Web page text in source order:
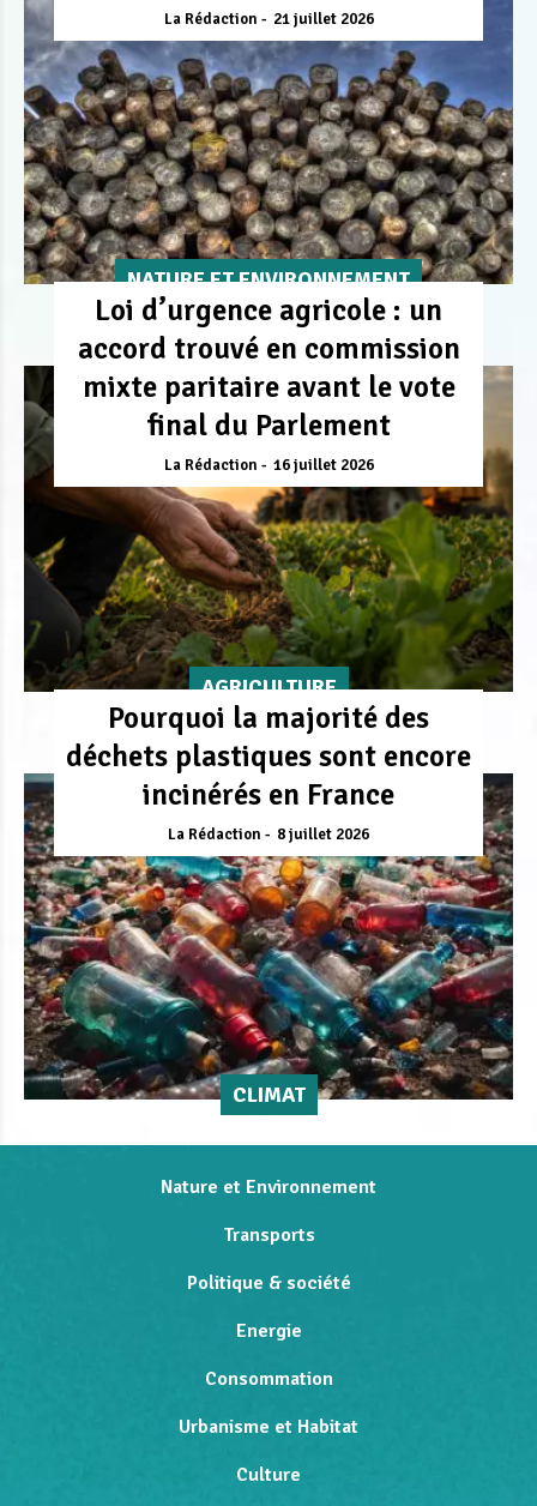
La Rédaction 21 juillet 2026
NATURE ET ENVIRONNEMENT
Loi d’urgence agricole : un
accord trouvé en commission
mixte paritaire avant le vote
final du Parlement
La Rédaction 16 juillet 2026
AGRICULTURE
Pourquoi la majorité des
déchets plastiques sont encore
incinérés en France
La Rédaction 8 juillet 2026
CLIMAT
Nature et Environnement
Transports
Politique & société
Energie
Consommation
Urbanisme et Habitat
Culture